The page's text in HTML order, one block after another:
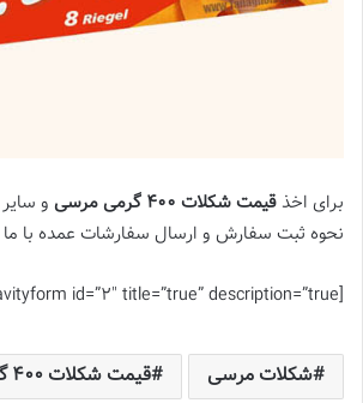
برای اخذ قیمت شکلات 400 گرمی مرسی
و
نحوه ثبت سفارش و ارسال سفارشات عمده با
[gravityform id=”2″ title=”true” description=”true”]
شکلات مرسی
قیمت شکلات 400 گرمی مرسی